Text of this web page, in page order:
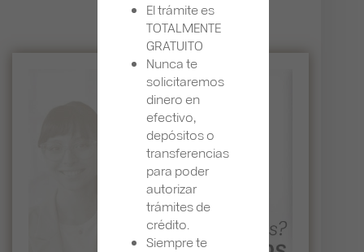
El trámite es
TOTALMENTE
GRATUITO
Nunca te
solicitaremos
dinero en
efectivo,
depósitos o
transferencias
para poder
autorizar
trámites de
crédito.
Siempre te